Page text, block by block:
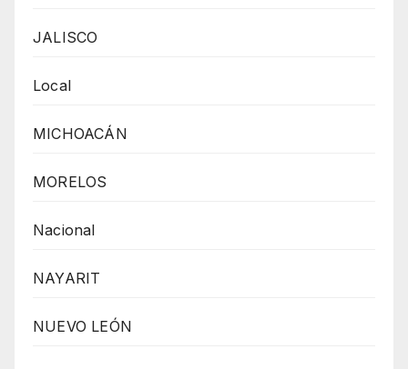
JALISCO
Local
MICHOACÁN
MORELOS
Nacional
NAYARIT
NUEVO LEÓN